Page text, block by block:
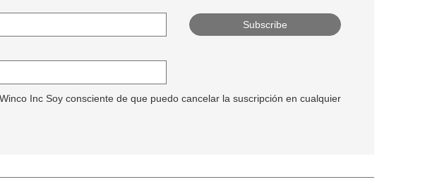
Inc Soy consciente de que puedo cancelar la suscripción en cualquier